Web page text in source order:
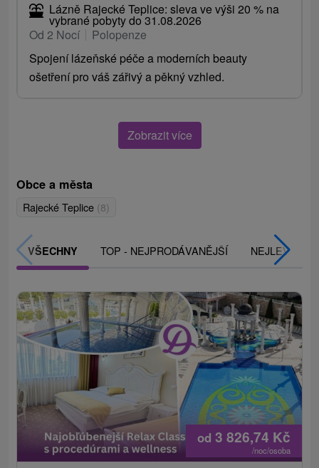
Lázně Rajecké Teplice: sleva ve výši 20 % na
vybrané pobyty do 31.08.2026
Od 2 Nocí
Polopenze
Spojení lázeňské péče a moderních beauty
ošetření pro váš zářivý a pěkný vzhled.
Zobrazit více
Obce a města
Rajecké Teplice (8)
VŠECHNY TOP - NEJPRODÁVANĚJŠÍ NEJLEVNĚJŠÍ
od 3 826,74 Kč
/noc/osoba